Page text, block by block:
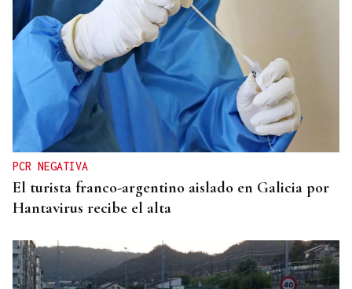
INTERNACIONALIZACIÓN
Sodercan ofrece un programa gratuito para
ayudar a las pymes cántabras a iniciarse en la
exportación
PCR NEGATIVA
El turista franco-argentino aislado en Galicia por
Hantavirus recibe el alta